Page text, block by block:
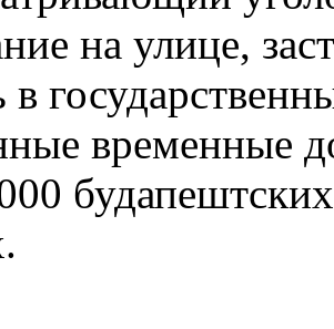
на улице,
в
временные